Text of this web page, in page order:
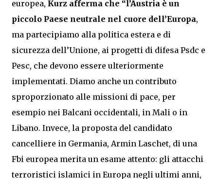
europea, Kurz afferma che “l’Austria è un
piccolo Paese neutrale nel cuore dell’Europa,
ma partecipiamo alla politica estera e di
sicurezza dell’Unione, ai progetti di difesa Psdc e
Pesc, che devono essere ulteriormente
implementati. Diamo anche un contributo
sproporzionato alle missioni di pace, per
esempio nei Balcani occidentali, in Mali o in
Libano. Invece, la proposta del candidato
cancelliere in Germania, Armin Laschet, di una
Fbi europea merita un esame attento: gli attacchi
terroristici islamici in Europa negli ultimi anni,